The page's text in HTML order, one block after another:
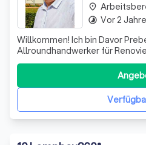
Willkommen! Ich bin Davor
Allroundhandwerker für
Montagearbeiten. Mit
Ihr Zuhause schöner und
mich!
place
timelapse Vor 2